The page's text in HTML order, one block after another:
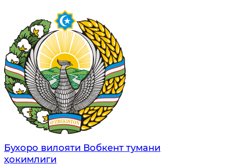
Бухоро вилояти Вобкент тумани
ҳокимлиги